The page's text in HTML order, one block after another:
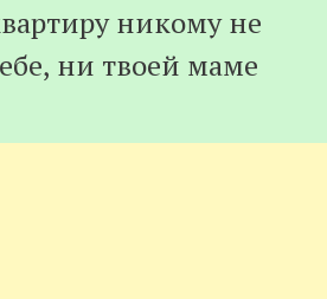
никому не
ни твоей маме